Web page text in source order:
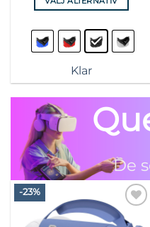
var:
är:
här
produkten
flera
olika
alternativen
väljas
på
produktsidan
Klar
De
-23%
Lägg till i